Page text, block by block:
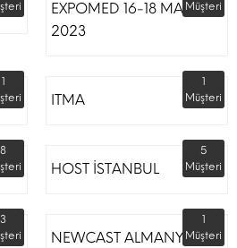
EXPOMED 16-18 MART
2023
Müşteri
1
ITMA
1
Müşteri
8
HOST İSTANBUL
5
Müşteri
3
NEWCAST ALMANYA
1
Müşteri